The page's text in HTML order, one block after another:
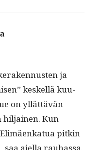
ja
keskel­lä kuu­
on yllät­tävän
Kun
pitkin
ajel­la rauhas­sa.